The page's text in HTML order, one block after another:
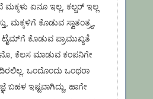
ಏನೂ ಇಲ್ಲ, ಕಲ್ಚರ್ ಇಲ್ಲ
ಮಕ್ಕಳಿಗೆ ಕೊಡುವ ಸ್ವಾತಂತ್ರ್ಯ,
ಕೊಡುವ ಪ್ರಾಮುಖ್ಯತೆ
ಕೆಲಸ ಮಾಡುವ ಕಂಪನಿಗೇ
ಒಂದೊಂದು ಒಂಥರಾ
ಬಹಳ ಇಷ್ಟವಾಗಿದ್ದು, ಹಾಗೇ